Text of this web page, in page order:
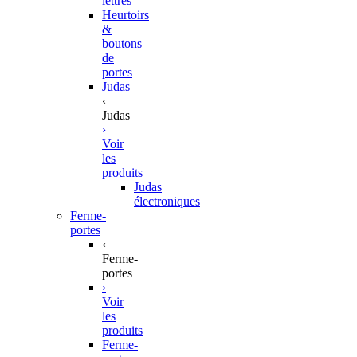
Heurtoirs
&
boutons
de
portes
Judas
‹
Judas
›
Voir
les
produits
Judas
électroniques
Ferme-
portes
‹
Ferme-
portes
›
Voir
les
produits
Ferme-